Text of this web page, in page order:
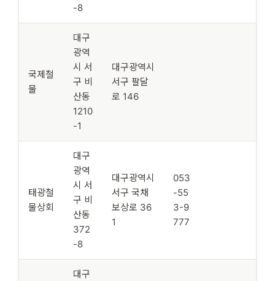
-8
국제철
물
대구
광역
시 서
구 비
산동
1210
-1
대구광역시
서구 팔달
로 146
태광철
물상회
대구
광역
시 서
구 비
산동
372
-8
대구광역시
서구 국채
보상로 36
1
053
-55
3-9
777
대구